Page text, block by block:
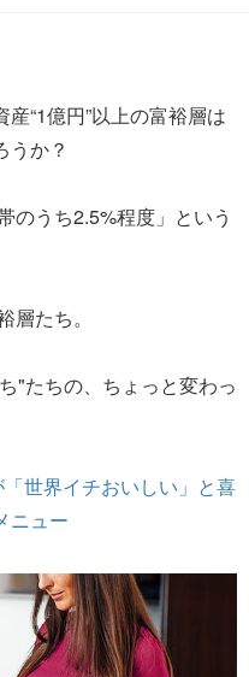
“1億円”以上の富裕層は
うか？
のうち2.5%程度」という
たち。
"たちの、ちょっと変わっ
世界イチおいしい」と喜
ニュー